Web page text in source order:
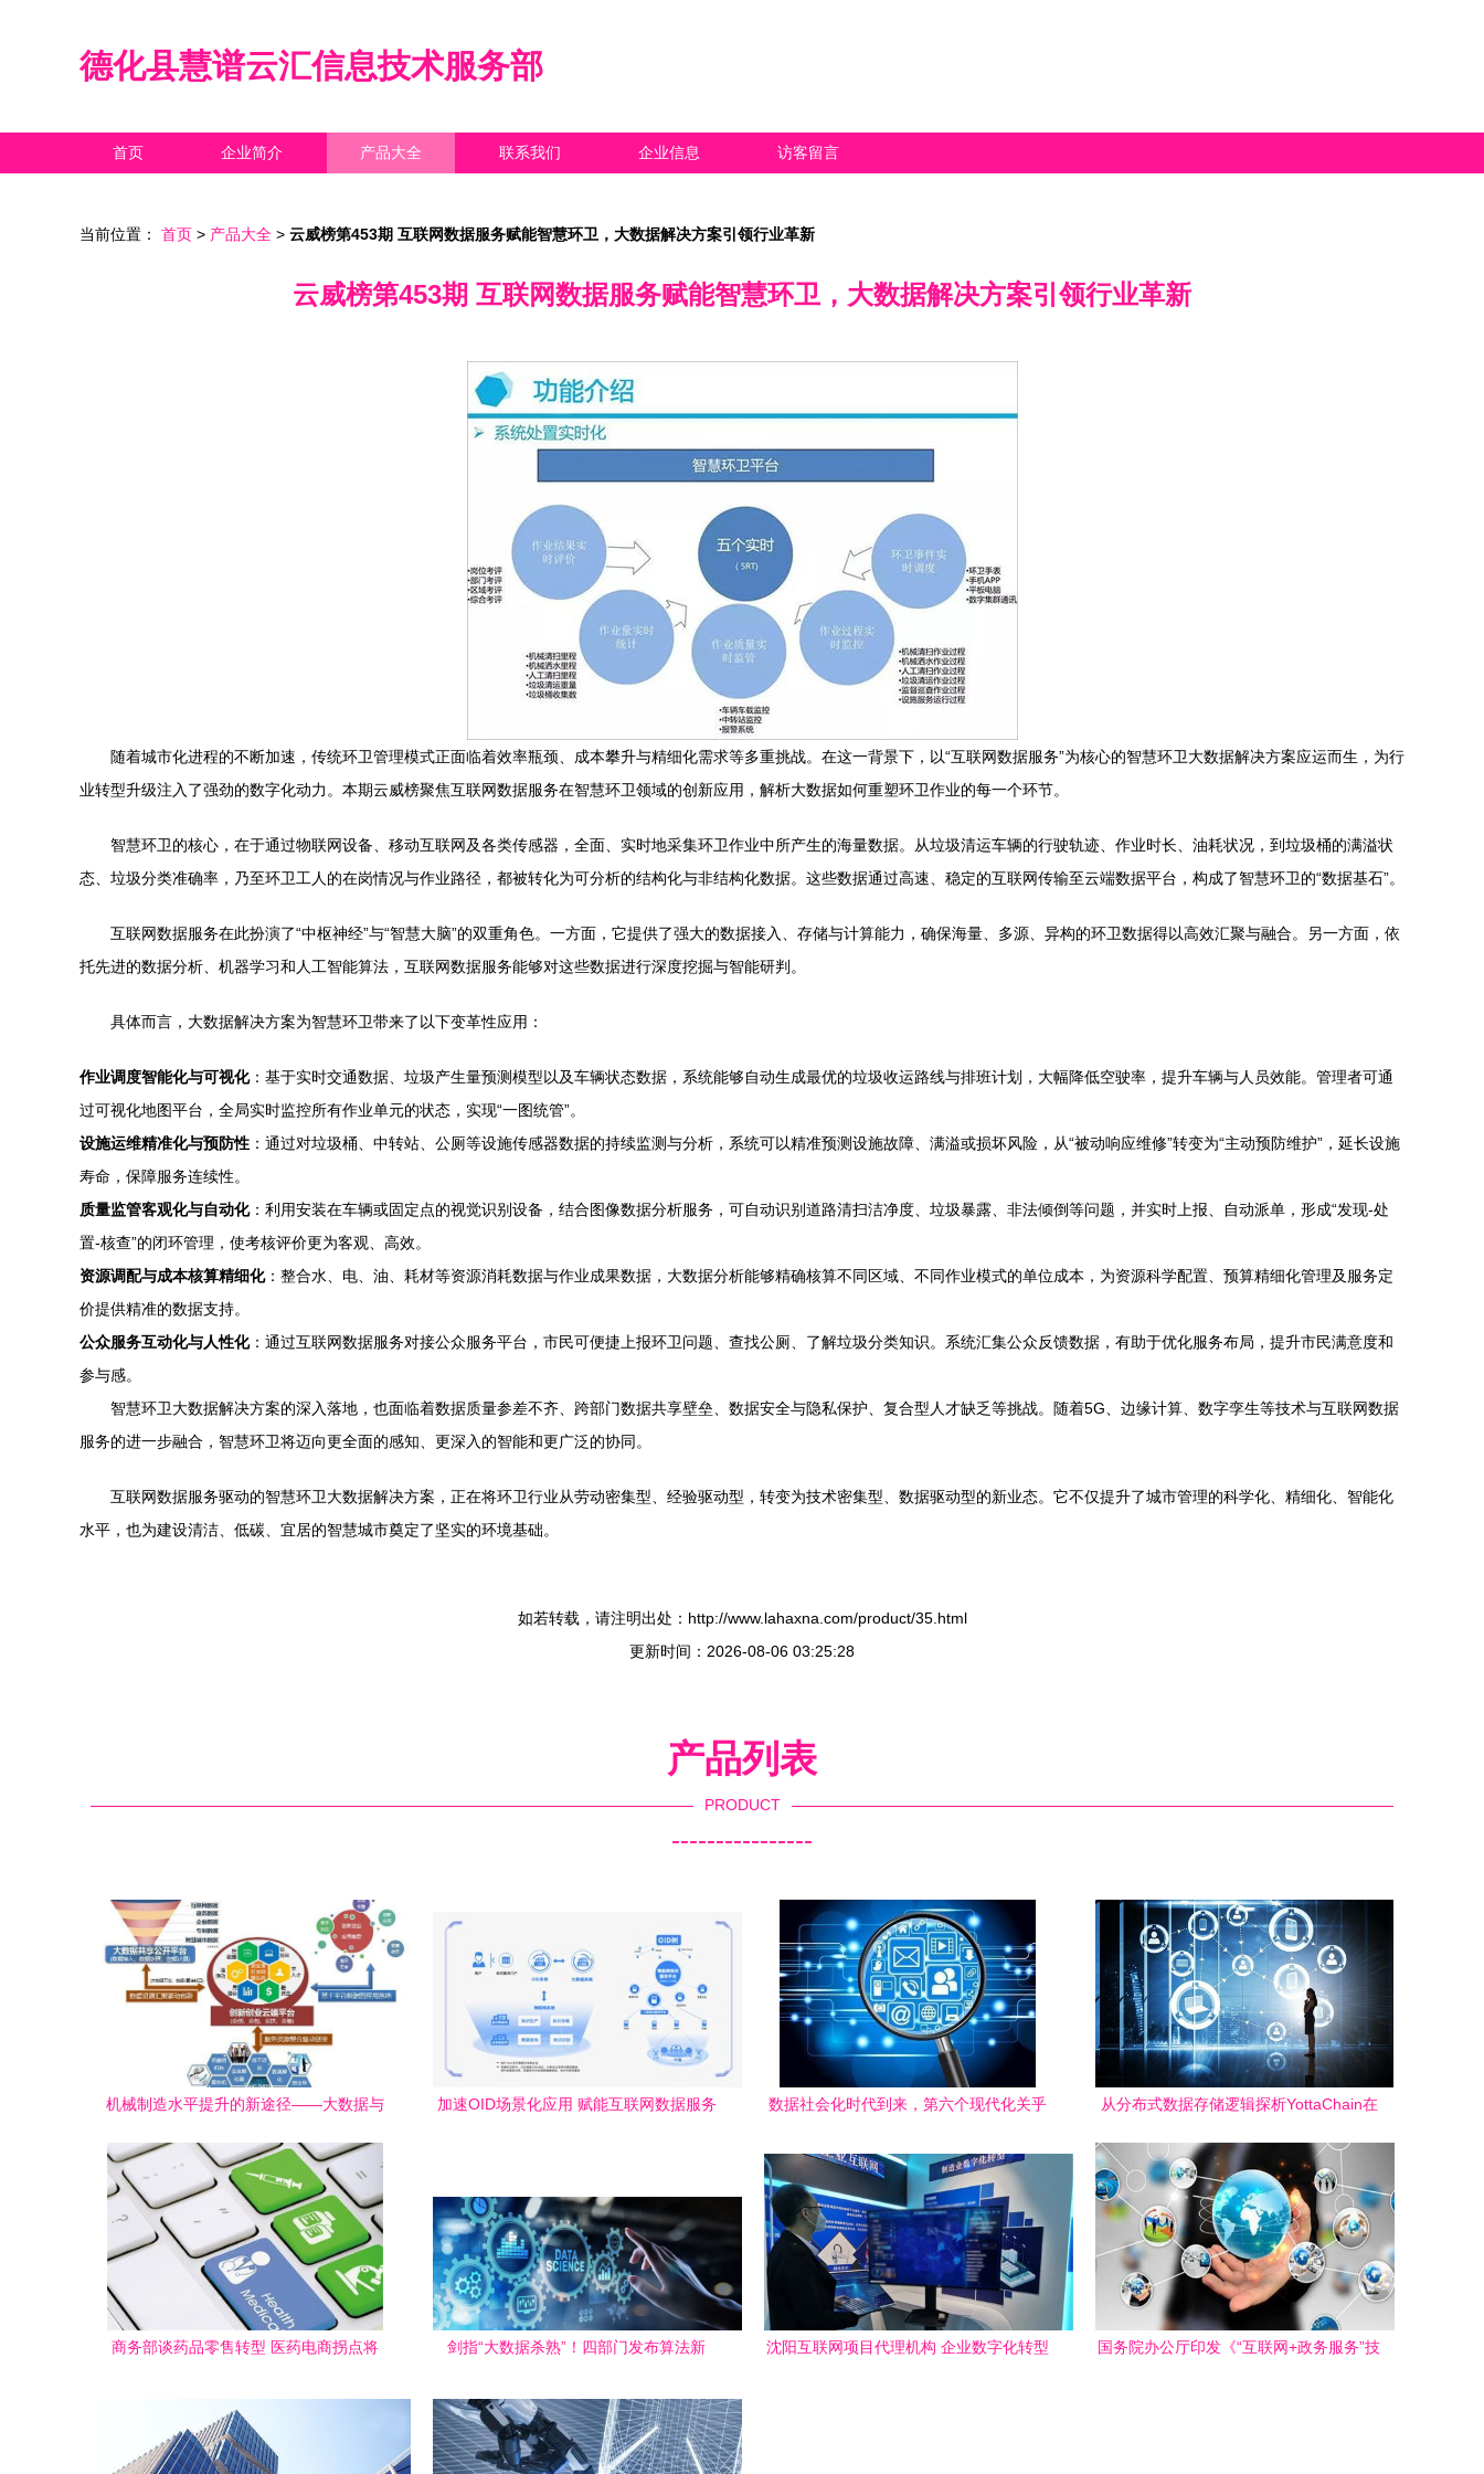
德化县慧谱云汇信息技术服务部
首页 企业简介 产品大全 联系我们 企业信息 访客留言
当前位置： 首页 > 产品大全 > 云威榜第453期 互联网数据服务赋能智慧环卫，大数据解决方案引领行业革新
云威榜第453期 互联网数据服务赋能智慧环卫，大数据解决方案引领行业革新
随着城市化进程的不断加速，传统环卫管理模式正面临着效率瓶颈、成本攀升与精细化需求等多重挑战。在这一背景下，以“互联网数据服务”为核心的智慧环卫大数据解决方案应运而生，为行
业转型升级注入了强劲的数字化动力。本期云威榜聚焦互联网数据服务在智慧环卫领域的创新应用，解析大数据如何重塑环卫作业的每一个环节。
智慧环卫的核心，在于通过物联网设备、移动互联网及各类传感器，全面、实时地采集环卫作业中所产生的海量数据。从垃圾清运车辆的行驶轨迹、作业时长、油耗状况，到垃圾桶的满溢状
态、垃圾分类准确率，乃至环卫工人的在岗情况与作业路径，都被转化为可分析的结构化与非结构化数据。这些数据通过高速、稳定的互联网传输至云端数据平台，构成了智慧环卫的“数据基石”。
互联网数据服务在此扮演了“中枢神经”与“智慧大脑”的双重角色。一方面，它提供了强大的数据接入、存储与计算能力，确保海量、多源、异构的环卫数据得以高效汇聚与融合。另一方面，依
托先进的数据分析、机器学习和人工智能算法，互联网数据服务能够对这些数据进行深度挖掘与智能研判。
具体而言，大数据解决方案为智慧环卫带来了以下变革性应用：
作业调度智能化与可视化：基于实时交通数据、垃圾产生量预测模型以及车辆状态数据，系统能够自动生成最优的垃圾收运路线与排班计划，大幅降低空驶率，提升车辆与人员效能。管理者可通
过可视化地图平台，全局实时监控所有作业单元的状态，实现“一图统管”。
设施运维精准化与预防性 ：通过对垃圾桶、中转站、公厕等设施传感器数据的持续监测与分析，系统可以精准预测设施故障、满溢或损坏风险，从“被动响应维修”转变为“主动预防维护”，延长设施
寿命，保障服务连续性。
质量监管客观化与自动化：利用安装在车辆或固定点的视觉识别设备，结合图像数据分析服务，可自动识别道路清扫洁净度、垃圾暴露、非法倾倒等问题，并实时上报、自动派单，形成“发现-处
置-核查”的闭环管理，使考核评价更为客观、高效。
资源调配与成本核算精细化：整合水、电、油、耗材等资源消耗数据与作业成果数据，大数据分析能够精确核算不同区域、不同作业模式的单位成本，为资源科学配置、预算精细化管理及服务定
价提供精准的数据支持。
公众服务互动化与人性化：通过互联网数据服务对接公众服务平台，市民可便捷上报环卫问题、查找公厕、了解垃圾分类知识。系统汇集公众反馈数据，有助于优化服务布局，提升市民满意度和
参与感。
智慧环卫大数据解决方案的深入落地，也面临着数据质量参差不齐、跨部门数据共享壁垒、数据安全与隐私保护、复合型人才缺乏等挑战。随着5G、边缘计算、数字孪生等技术与互联网数据
服务的进一步融合，智慧环卫将迈向更全面的感知、更深入的智能和更广泛的协同。
互联网数据服务驱动的智慧环卫大数据解决方案，正在将环卫行业从劳动密集型、经验驱动型，转变为技术密集型、数据驱动型的新业态。它不仅提升了城市管理的科学化、精细化、智能化
水平，也为建设清洁、低碳、宜居的智慧城市奠定了坚实的环境基础。
如若转载，请注明出处：http://www.lahaxna.com/product/35.html
更新时间：2026-08-06 03:25:28
产品列表
PRODUCT
----------------
机械制造水平提升的新途径——大数据与
加速OID场景化应用 赋能互联网数据服务
数据社会化时代到来，第六个现代化关乎
从分布式数据存储逻辑探析YottaChain在
商务部谈药品零售转型 医药电商拐点将
剑指“大数据杀熟”！四部门发布算法新
沈阳互联网项目代理机构 企业数字化转型
国务院办公厅印发《“互联网+政务服务”技